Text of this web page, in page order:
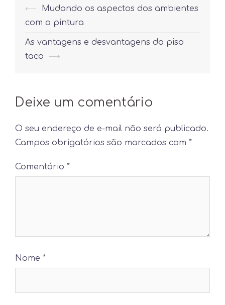
Post
navigation
⟵
Mudando os aspectos dos ambientes
com a pintura
As vantagens e desvantagens do piso
taco
⟶
Deixe um comentário
O seu endereço de e-mail não será publicado.
Campos obrigatórios são marcados com *
Comentário *
Nome *